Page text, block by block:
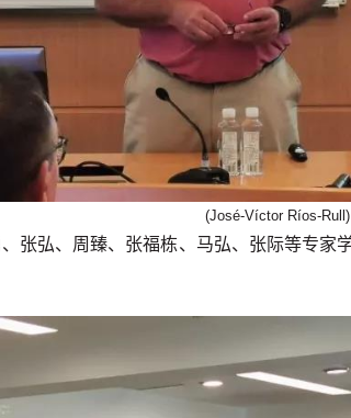
(José-Víctor Ríos-Rull)
张弘、周臻、张福栋、马弘、张际等专家